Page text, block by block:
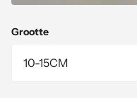
Grootte